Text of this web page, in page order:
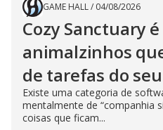
GAME HALL/ 04/08/2026
Cozy Sanctuary
animalzinhos
de tarefas do
Existe uma categoria de
mentalmente de “companhia
coisas que ficam...